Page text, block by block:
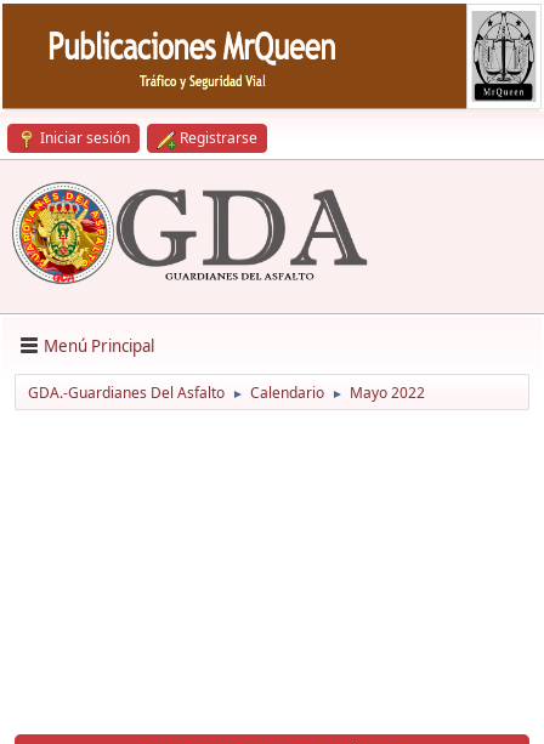
Iniciar sesión Registrarse
Menú Principal
GDA.-Guardianes Del Asfalto ► Calendario ► Mayo 2022